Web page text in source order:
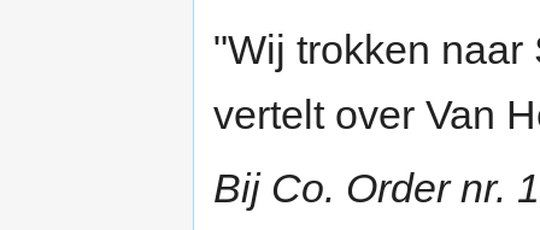
"Wij trokken naar
vertelt over Van
Bij Co. Order nr.